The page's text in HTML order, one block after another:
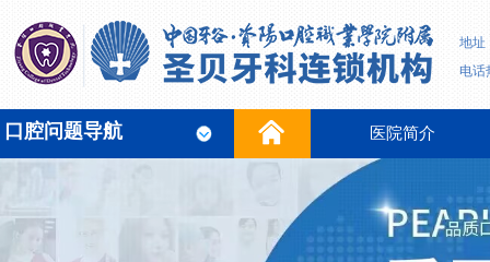
地址
电话
口腔问题导航 医院简介